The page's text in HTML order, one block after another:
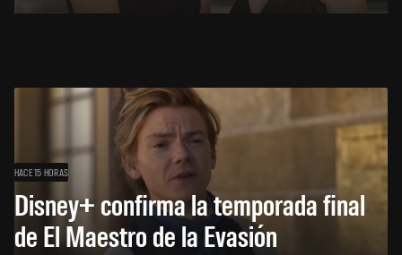
HACE 15 HORAS
Disney+ confirma la temporada final
de El Maestro de la Evasión